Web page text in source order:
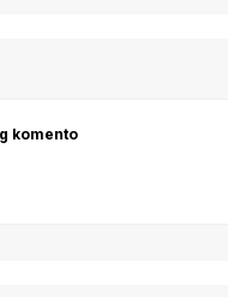
komento